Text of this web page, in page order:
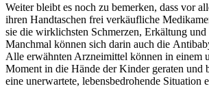
Weiter bleibt es noch zu bemerken, dass vor
ihren Handtaschen frei verkäufliche
sie die wirklichsten Schmerzen, Erkältung
Manchmal können sich darin auch die
Alle erwähnten Arzneimittel können in einem
Moment in die Hände der Kinder geraten und
eine unerwartete, lebensbedrohende Situation